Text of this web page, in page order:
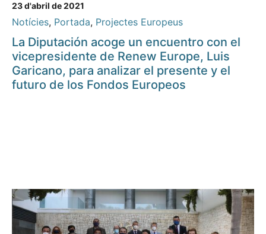
23 d'abril de 2021
Notícies, Portada, Projectes Europeus
La Diputación acoge un encuentro con el
vicepresidente de Renew Europe, Luis
Garicano, para analizar el presente y el
futuro de los Fondos Europeos